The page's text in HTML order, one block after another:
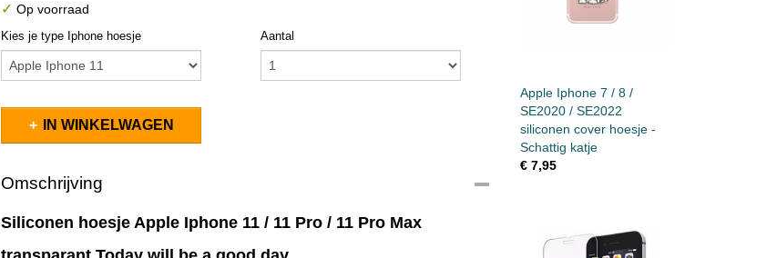
✓ Op voorraad
Kies je type Iphone hoesje Aantal
IN WINKELWAGEN
Omschrijving
Siliconen hoesje Apple Iphone 11 / 11 Pro / 11 Pro Max
Apple Iphone 7 / 8 /
SE2020 / SE2022
siliconen cover hoesje -
Schattig katje
€ 7,95